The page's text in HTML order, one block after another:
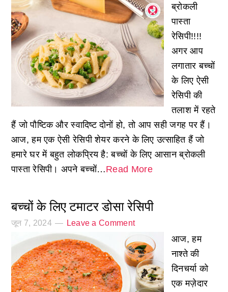
ब्रोकली
पास्ता
रेसिपी!!!!
अगर आप
लगातार बच्चों
के लिए ऐसी
रेसिपी की
तलाश में रहते
हैं जो पौष्टिक और स्वादिष्ट दोनों हो, तो आप सही जगह पर हैं।
आज, हम एक ऐसी रेसिपी शेयर करने के लिए उत्साहित हैं जो
हमारे घर में बहुत लोकप्रिय है: बच्चों के लिए आसान ब्रोकली
पास्ता रेसिपी। अपने बच्चों…Read More
बच्चों के लिए टमाटर डोसा रेसिपी
जून 7, 2024 Leave a Comment
आज, हम
नाश्ते की
दिनचर्या को
एक मज़ेदार